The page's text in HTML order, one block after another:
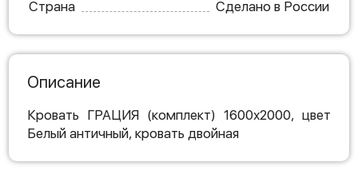
Страна
Сделано в России
Описание
Кровать ГРАЦИЯ (комплект) 1600х2000, цвет
Белый античный, кровать двойная